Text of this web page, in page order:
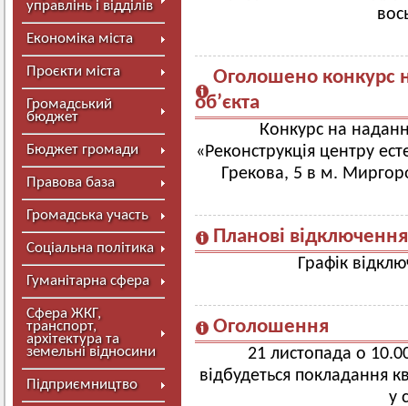
управлінь і відділів
Економіка міста
Проєкти міста
Громадський
бюджет
Бюджет громади
Правова база
Громадська участь
Соціальна політика
Гуманітарна сфера
Сфера ЖКГ,
транспорт,
архітектура та
земельні відносини
Підприємництво
Оголошено конкурс
об’єкта
Конкурс на
«Реконструкція центру
Грекова, 5 в м.
Планові
Графік
Оголошення
21 листопада о
відбудеться покладання
у